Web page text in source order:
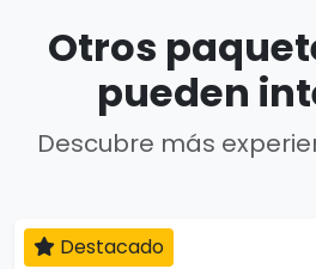
Otros
pueden
Descubre más
Destacado